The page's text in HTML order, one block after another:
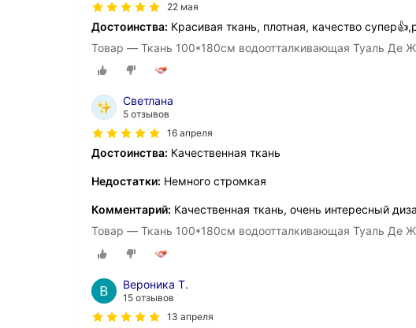
22 мая
Достоинства: Красивая ткань, плотная, качество
Товар — Ткань 100*180см водоотталкивающая Туаль Де
Светлана
5 отзывов
16 апреля
Достоинства: Качественная ткань
Недостатки: Немного стромкая
Комментарий: Качественная ткань, очень интересный
Товар — Ткань 100*180см водоотталкивающая Туаль Де
Вероника Т.
15 отзывов
13 апреля